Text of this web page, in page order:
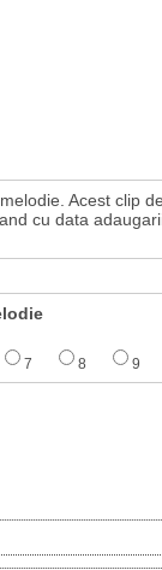
Acest clip
cu data
7 8 9